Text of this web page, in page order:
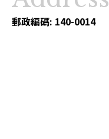
郵政編碼: 140-0014